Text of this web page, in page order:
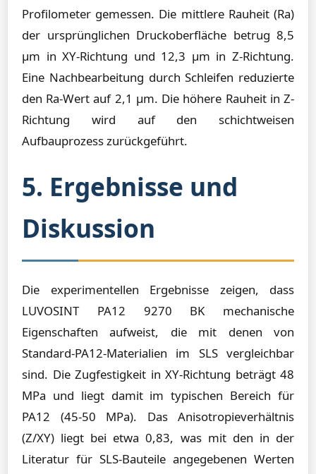
Profilometer gemessen. Die mittlere Rauheit (Ra)
der ursprünglichen Druckoberfläche betrug 8,5
µm in XY-Richtung und 12,3 µm in Z-Richtung.
Eine Nachbearbeitung durch Schleifen reduzierte
den Ra-Wert auf 2,1 µm. Die höhere Rauheit in Z-
Richtung wird auf den schichtweisen
Aufbauprozess zurückgeführt.
5. Ergebnisse und
Diskussion
Die experimentellen Ergebnisse zeigen, dass
LUVOSINT PA12 9270 BK mechanische
Eigenschaften aufweist, die mit denen von
Standard-PA12-Materialien im SLS vergleichbar
sind. Die Zugfestigkeit in XY-Richtung beträgt 48
MPa und liegt damit im typischen Bereich für
PA12 (45-50 MPa). Das Anisotropieverhältnis
(Z/XY) liegt bei etwa 0,83, was mit den in der
Literatur für SLS-Bauteile angegebenen Werten